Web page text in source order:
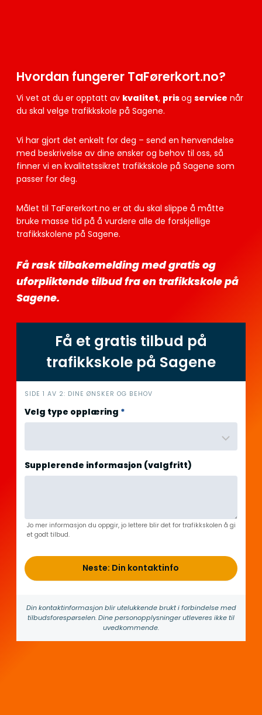
Hvordan fungerer TaFørerkort.no?
Vi vet at du er opptatt av kvalitet, prisog service når
du skal velge trafikkskole på Sagene.
Vi har gjort det enkelt for deg – send en henvendelse
med beskrivelse av dine ønsker og behov til oss, så
finner vi en kvalitetssikret trafikkskole på Sagene som
passer for deg.
Målet til TaFørerkort.no er at du skal slippe å måtte
bruke masse tid på å vurdere alle de forskjellige
trafikkskolene på Sagene.
Få rask tilbakemelding med gratis og
uforpliktende tilbud fra en trafikkskole på
Sagene.
Få et gratis tilbud på
trafikkskole på Sagene
i
n
n
o
l
d
SIDE 1 AV 2: DINE ØNSKER OG BEHOV
Velg type opplæring *
Supplerende informasjon (valgfritt)
Jo mer informasjon du oppgir, jo lettere blir det for trafikkskolen å gi
et godt tilbud.
Neste: Din kontaktinfo
Din kontakt­informasjon blir utelukkende brukt i forbindelse med
tilbuds­forespørselen. Dine person­­opplysninger utleveres ikke til
uvedkommende.